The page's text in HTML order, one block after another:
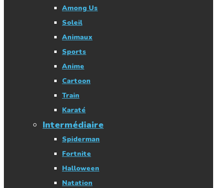
Among Us
Soleil
Animaux
Sports
Anime
Cartoon
Train
Karaté
Intermédiaire
Spiderman
Fortnite
Halloween
Natation